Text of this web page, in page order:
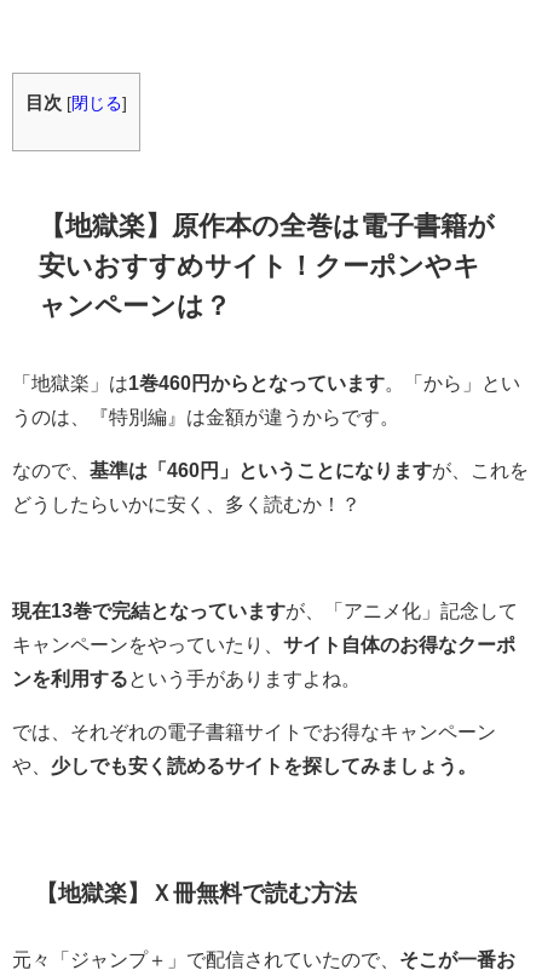
目次 [閉じる]
【地獄楽】原作本の全巻は電子書籍が
安いおすすめサイト！クーポンやキ
ャンペーンは？
「地獄楽」は1巻460円からとなっています 。「から」とい
うのは、『特別編』は金額が違うからです。
なので、 基準は「460円」ということになりますが、これを
どうしたらいかに安く、多く読むか！？
現在13巻で完結となっていますが、「アニメ化」記念して
キャンペーンをやっていたり、 サイト自体のお得なクーポ
ンを利用する という手がありますよね。
では、それぞれの電子書籍サイトでお得なキャンペーン
や、 少しでも安く読めるサイトを探してみましょう。
【地獄楽】Ｘ冊無料で読む方法
元々「ジャンプ＋」で配信されていたので、 そこが一番お